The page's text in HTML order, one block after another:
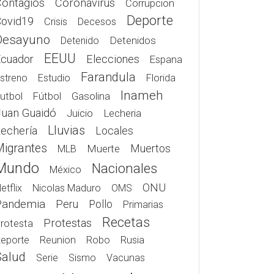
Coronavirus Corrupcion
Crisis Decesos Deporte
Detenido
Detenidos
EEUU Elecciones Espana
Estudio Farandula
Florida
Fútbol Gasolina Inameh
Guaidó Juicio Lecheria
Lluvias Locales
MLB Muerte Muertos
México Nacionales
Nicolas Maduro OMS ONU
Peru Pollo
Primarias
Protestas Recetas
Reunion Robo Rusia
Serie Sismo Vacunas